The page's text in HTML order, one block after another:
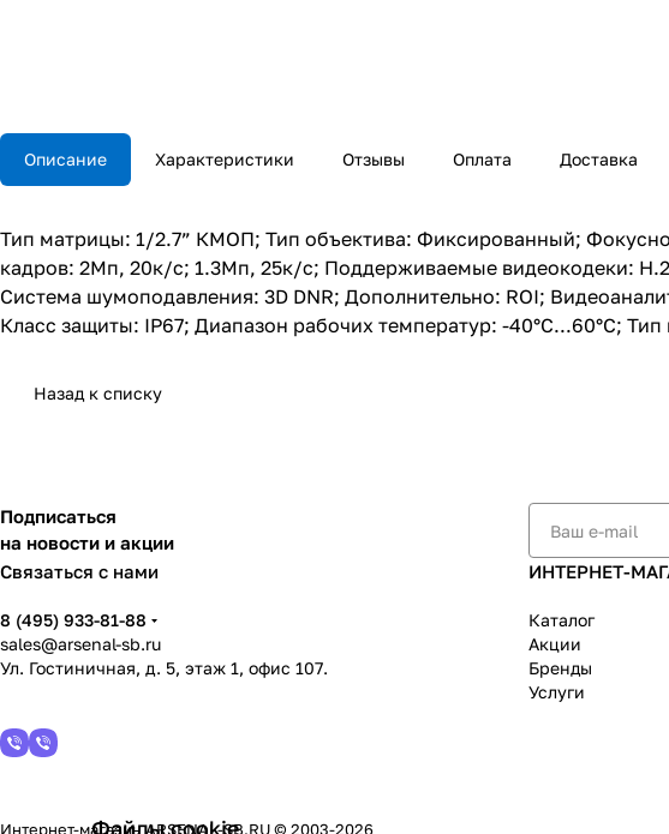
Описание Характеристики Отзывы Оплата Доставка
Тип матрицы: 1/2.7” КМОП; Тип объектива: Фиксированный;
кадров: 2Мп, 20к/с; 1.3Мп, 25к/с; Поддерживаемые видеокодеки:
Система шумоподавления: 3D DNR; Дополнительно: ROI;
Класс защиты: IP67; Диапазон рабочих температур: -40°С...60°С;
Назад к списку
Подписаться
на новости и акции
Связаться с нами
8 (495) 933-81-88
sales@arsenal-sb.ru
Ул. Гостиничная, д. 5, этаж 1, офис 107.
ИНТЕРНЕТ-
Каталог
Акции
Бренды
Услуги
Интернет-магазин ARSENAL-SB.RU © 2003-2026
Файлы cookie